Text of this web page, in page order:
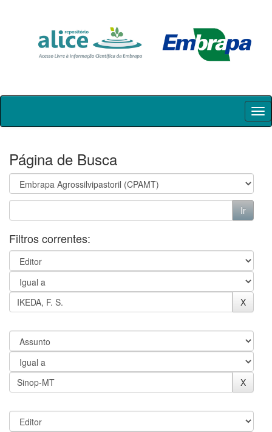
Skip
Página de Busca
Filtros correntes: